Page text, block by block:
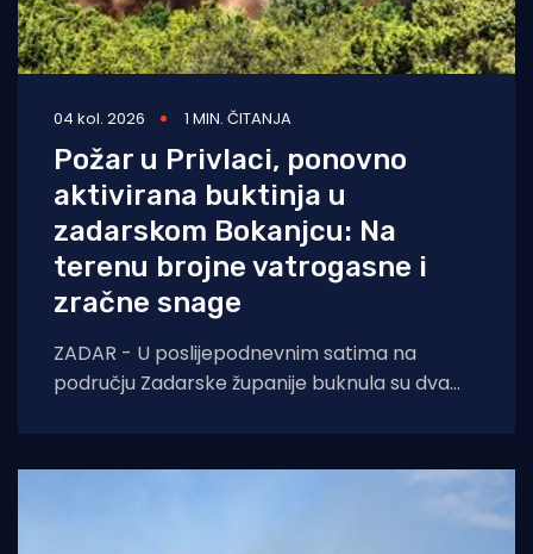
04 kol. 2026 1 MIN. ČITANJA
Požar u Privlaci, ponovno
aktivirana buktinja u
zadarskom Bokanjcu: Na
terenu brojne vatrogasne i
zračne snage
ZADAR - U poslijepodnevnim satima na
području Zadarske županije buknula su dva